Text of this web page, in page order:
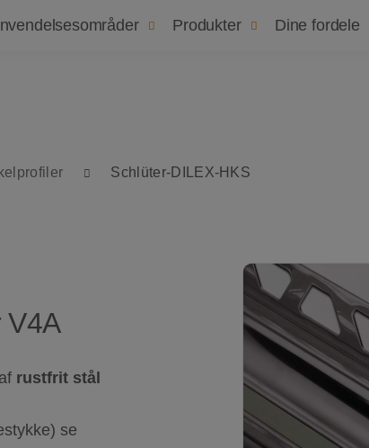
Om os
Produkter Dine fordele
Schlüter-DILEX-HKS
V4A
af rustfrit stål
se